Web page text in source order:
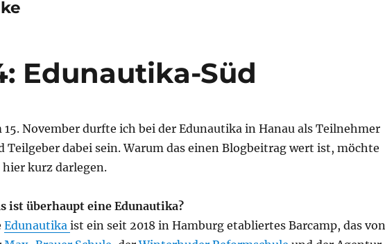
Edunautika-Süd
15. November durfte ich bei der Edunautika in Hanau als Teilnehmer
Teilgeber dabei sein. Warum das einen Blogbeitrag wert ist, möchte
hier kurz darlegen.
ist überhaupt eine Edunautika?
Edunautika ist ein seit 2018 in Hamburg etabliertes Barcamp, das von